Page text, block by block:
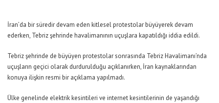
İran’da bir süredir devam eden kitlesel protestolar büyüyerek devam
ederken, Tebriz şehrinde havalimanının uçuşlara kapatıldığı iddia edildi.
Tebriz şehrinde de büyüyen protestolar sonrasında Tebriz Havalimanı’nda
uçuşların geçici olarak durdurulduğu açıklanırken, İran kaynaklarından
konuya ilişkin resmi bir açıklama yapılmadı.
Ülke genelinde elektrik kesintileri ve internet kesintilerinin de yaşandığı